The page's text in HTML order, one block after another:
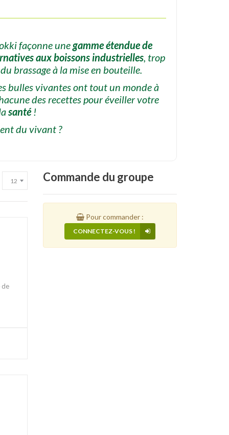
façonne unegamme étendue de
aux boissons industrielles, trop
brassage à la mise en bouteille.
bulles vivantes ont tout un monde à
des recettes pour éveiller votre
santé!
du vivant ?
de
Commande du groupe
Pour commander :
CONNECTEZ-VOUS !